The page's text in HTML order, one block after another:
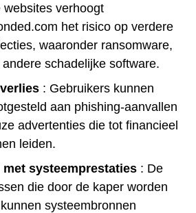
websites verhoogt
het risico op verdere
waaronder ransomware,
schadelijke software.
: Gebruikers kunnen
aan phishing-aanvallen
advertenties die tot financieel
leiden.
met systeemprestaties : De
die door de kaper worden
systeembronnen